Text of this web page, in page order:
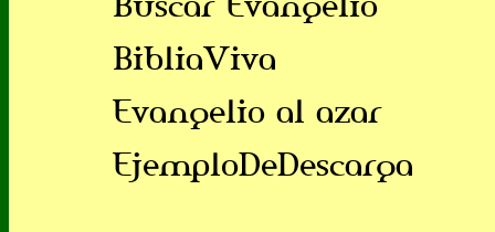
BibliaViva
Evangelio al azar
EjemploDeDescarga